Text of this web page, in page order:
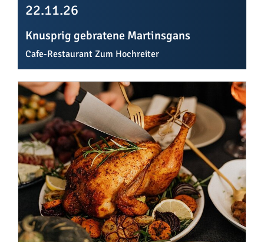
22.11.26
Knusprig gebratene Martinsgans
Cafe-Restaurant Zum Hochreiter